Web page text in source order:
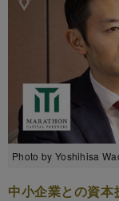
Photo by Yoshihisa
中小企業との資